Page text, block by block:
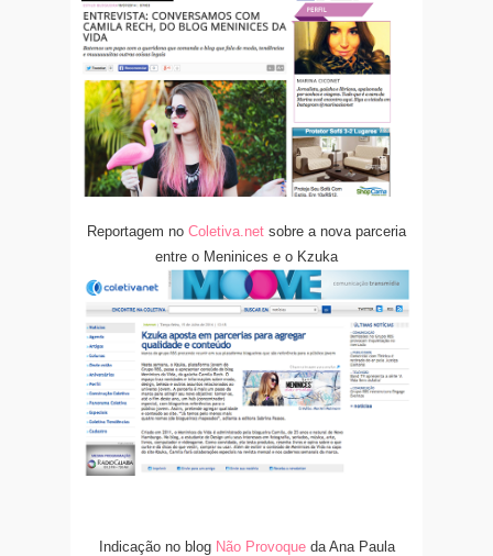
Reportagem no Coletiva.net sobre a nova parceria
entre o Meninices e o Kzuka
Indicação no blog Não Provoqueda Ana Paula